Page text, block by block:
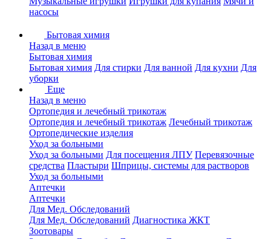
насосы
Бытовая химия
Назад в меню
Бытовая химия
Бытовая химия Для стирки Для ванной Для кухни Для
уборки
Еще
Назад в меню
Ортопедия и лечебный трикотаж
Ортопедия и лечебный трикотаж Лечебный трикотаж
Ортопедические изделия
Уход за больными
Уход за больными Для посещения ЛПУ Перевязочные
средства Пластыри Шприцы, системы для растворов
Уход за больными
Аптечки
Аптечки
Для Мед. Обследований
Для Мед. Обследований Диагностика ЖКТ
Зоотовары